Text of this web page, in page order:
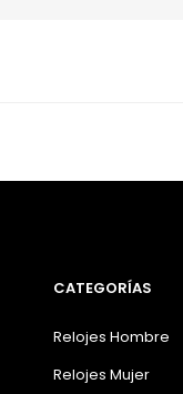
CATEGORÍAS
Relojes Hombre
Relojes Mujer